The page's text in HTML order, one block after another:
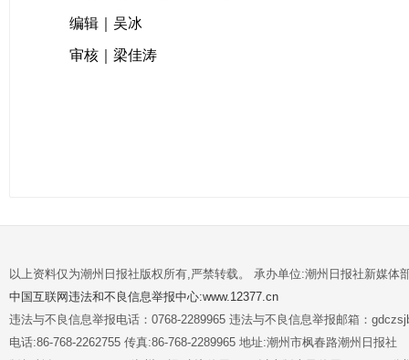
编辑｜吴冰
审核｜梁佳涛
以上资料仅为潮州日报社版权所有,严禁转载。 承办单位:潮州日报社新媒体
中国互联网违法和不良信息举报中心:www.12377.cn
违法与不良信息举报电话：0768-2289965 违法与不良信息举报邮箱：
电话:86-768-2262755 传真:86-768-2289965 地址:潮州市枫春路潮州日报社